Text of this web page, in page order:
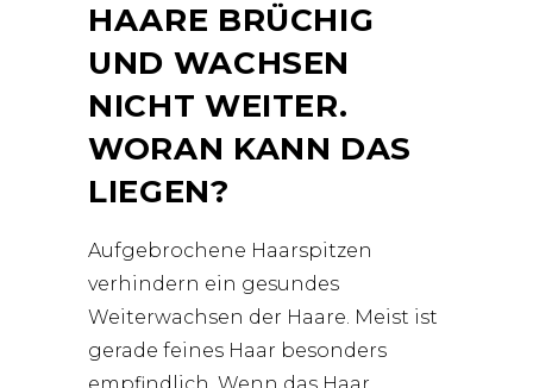
HAARE BRÜCHIG
UND WACHSEN
NICHT WEITER.
WORAN KANN DAS
LIEGEN?
Aufgebrochene Haarspitzen
verhindern ein gesundes
Weiterwachsen der Haare. Meist ist
gerade feines Haar besonders